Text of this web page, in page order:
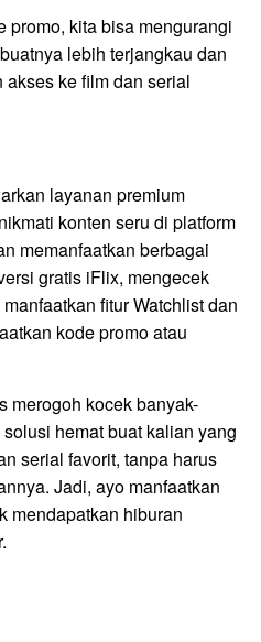
promo, kita bisa mengurangi
lebih terjangkau dan
ke film dan serial
layanan premium
konten seru di platform
memanfaatkan berbagai
gratis iFlix, mengecek
fitur Watchlist dan
kode promo atau
merogoh kocek banyak-
hemat buat kalian yang
serial favorit, tanpa harus
Jadi, ayo manfaatkan
mendapatkan hiburan